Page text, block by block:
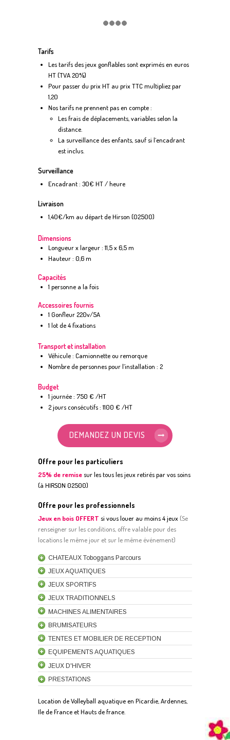
Tarifs
Les tarifs des jeux gonflables sont exprimés en euros
HT (TVA 20%)
Pour passer du prix HT au prix TTC multipliez par
1,20
Nos tarifs ne prennent pas en compte :
Les frais de déplacements, variables selon la
distance.
La surveillance des enfants, sauf si l’encadrant
est inclus.
Surveillance
Encadrant : 30€ HT / heure
Livraison
1,40€/km au départ de Hirson (02500)
Dimensions
Longueur x largeur : 11,5 x 6,5 m
Hauteur : 0,6 m
Capacités
1 personne a la fois
Accessoires fournis
1 Gonfleur 220v/5A
1 lot de 4 fixations
Transport et installation
Véhicule : Camionnette ou remorque
Nombre de personnes pour l’installation : 2
Budget
1 journée : 750 € /HT
2 jours consécutifs : 1100 € /HT
DEMANDEZ UN DEVIS
Offre pour les particuliers
25% de remise sur les tous les jeux retirés par vos soins
(à HIRSON 02500)
Offre pour les professionnels
Jeux en bois OFFERT si vous louer au moins 4 jeux (Se
renseigner sur les conditions, offre valable pour des
locations le même jour et sur le même événement)
CHATEAUX Toboggans Parcours
JEUX AQUATIQUES
JEUX SPORTIFS
JEUX TRADITIONNELS
MACHINES ALIMENTAIRES
BRUMISATEURS
TENTES ET MOBILIER DE RECEPTION
EQUIPEMENTS AQUATIQUES
JEUX D'HIVER
PRESTATIONS
Location de Volleyball aquatique en Picardie, Ardennes,
Ile de France et Hauts de france.